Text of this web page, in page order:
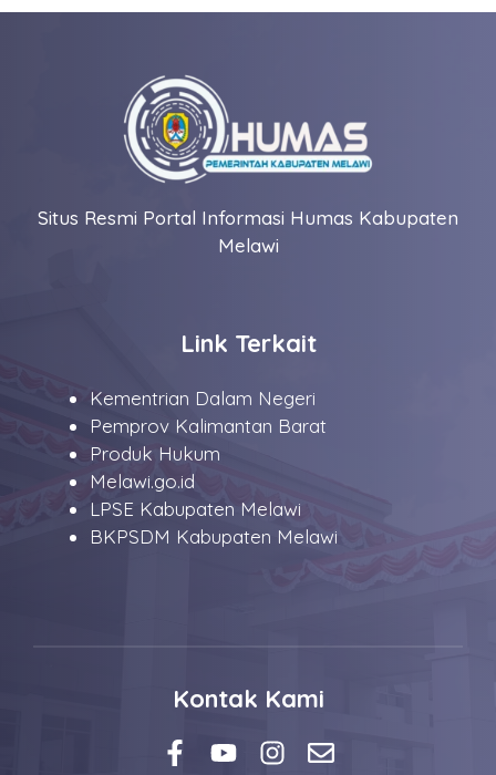
Situs Resmi Portal Informasi Humas Kabupaten
Melawi
Link Terkait
Kementrian Dalam Negeri
Pemprov Kalimantan Barat
Produk Hukum
Melawi.go.id
LPSE Kabupaten Melawi
BKPSDM Kabupaten Melawi
Kontak Kami